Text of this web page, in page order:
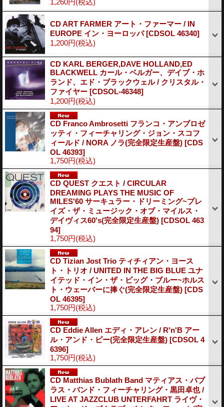
CD ART FARMER アート・ファーマー / IN
EUROPE イン・ヨーロッパ[CDSOL 46340]
1,200円(税込)
CD KARL BERGER,DAVE HOLLAND,ED
BLACKWELL カール・ベルガー、デイブ・ホ
ランド、エド・ブラックウェル / クリスタル・
ファイヤー [CDSOL-46348]
1,200円(税込)
CD Franco Ambrosetti フランコ・アンブロゼ
ッティ・フィーチャリング・ジョン・スコフ
ィールド / NORA ノラ(完全限定生産盤) [CDS
OL 46393]
1,750円(税込)
CD QUEST クエスト / CIRCULAR
DREAMING PLAYS THE MUSIC OF
MILES'60 サーキュラー・ドリーミング~プレ
イズ・ザ・ミュージック・オブ・マイルス・
デイヴィス60's(完全限定生産盤) [CDSOL 463
94]
1,750円(税込)
CD Tizian Jost Trio ティチィアン・ヨース
ト・トリオ / UNITED IN THE BIG BLUE ユナ
イテッド・イン・ザ・ビッグ・ブルー~ホルス
ト・ウェーバーに捧ぐ(完全限定生産盤) [CDS
OL 46395]
1,750円(税込)
CD Eddie Allen エディ・アレン / R'n'B アー
ル・アンド・ビー(完全限定生産盤) [CDSOL 4
6396]
1,750円(税込)
CD Matthias Bublath Band マティアス・バブ
ラス・バンド・フィーチャリング・黒田卓也 /
LIVE AT JAZZCLUB UNTERFAHRT ライヴ・